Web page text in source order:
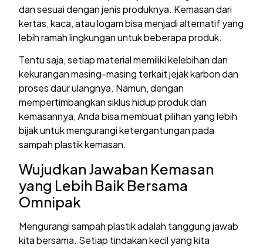
dan sesuai dengan jenis produknya. Kemasan dari
kertas, kaca, atau logam bisa menjadi alternatif yang
lebih ramah lingkungan untuk beberapa produk.
Tentu saja, setiap material memiliki kelebihan dan
kekurangan masing-masing terkait jejak karbon dan
proses daur ulangnya. Namun, dengan
mempertimbangkan siklus hidup produk dan
kemasannya, Anda bisa membuat pilihan yang lebih
bijak untuk mengurangi ketergantungan pada
sampah plastik kemasan.
Wujudkan Jawaban Kemasan
yang Lebih Baik Bersama
Omnipak
Mengurangi sampah plastik adalah tanggung jawab
kita bersama. Setiap tindakan kecil yang kita